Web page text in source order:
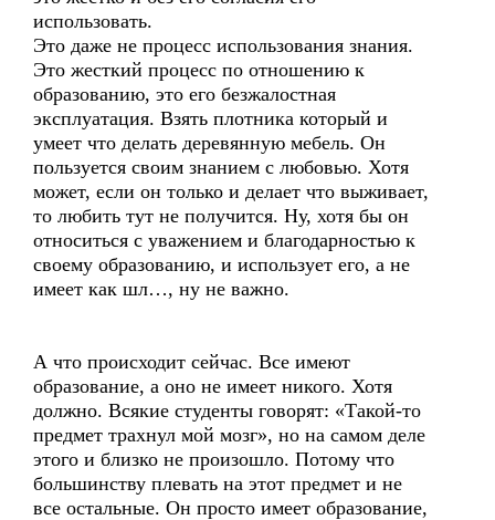
использовать.
Это даже не процесс использования знания.
Это жесткий процесс по отношению к
образованию, это его безжалостная
эксплуатация. Взять плотника который и
умеет что делать деревянную мебель. Он
пользуется своим знанием с любовью. Хотя
может, если он только и делает что выживает,
то любить тут не получится. Ну, хотя бы он
относиться с уважением и благодарностью к
своему образованию, и использует его, а не
имеет как шл…, ну не важно.
А что происходит сейчас. Все имеют
образование, а оно не имеет никого. Хотя
должно. Всякие студенты говорят: «Такой-то
предмет трахнул мой мозг», но на самом деле
этого и близко не произошло. Потому что
большинству плевать на этот предмет и не
все остальные. Он просто имеет образование,